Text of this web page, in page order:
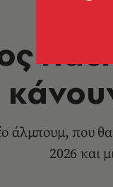
άλμπουμ, που
2026 και